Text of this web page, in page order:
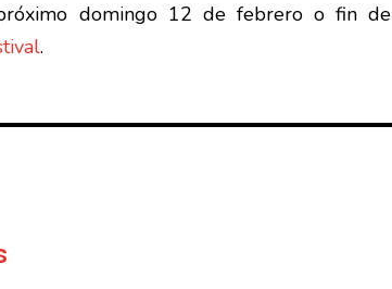
domingo 12 de febrero o fin de
.